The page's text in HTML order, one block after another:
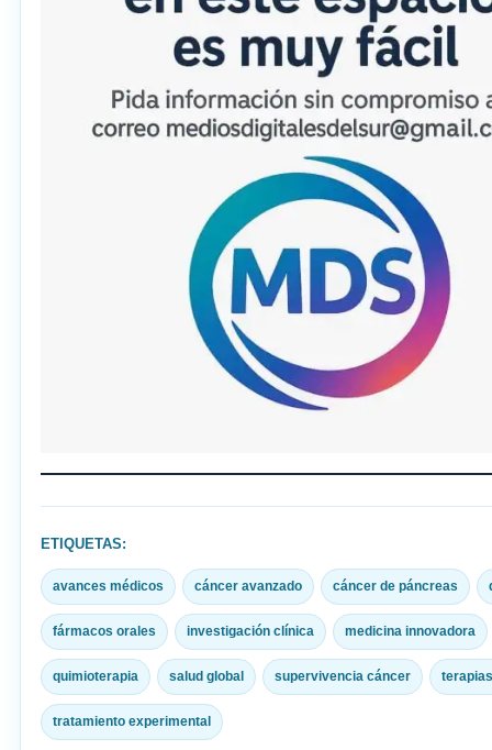
ETIQUETAS:
avances médicos cáncer avanzado cáncer de páncreas
fármacos orales investigación clínica medicina innovadora
quimioterapia salud global supervivencia cáncer
tratamiento experimental